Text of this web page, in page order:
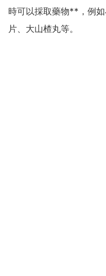
時可以採取藥物**，例
片、大山楂丸等。